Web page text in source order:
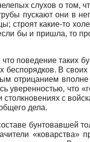
слухов о том,
пускают они в
строят какие-то
бы и пришла, то
поведение таких
В своих
отрицанием
уверенностью, что
с
дела.
бунтовавшей
«коварства»